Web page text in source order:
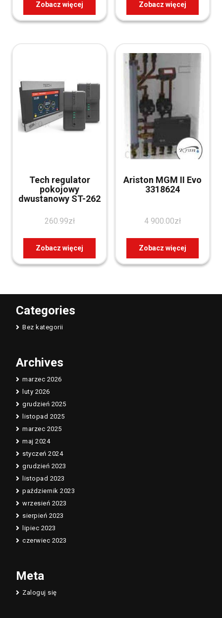
Zobacz więcej Zobacz więcej
Tech regulator
pokojowy
dwustanowy ST-262
260.99zł
Zobacz więcej
Ariston MGM II Evo
3318624
4 900.00zł
Zobacz więcej
Categories
Bez kategorii
Archives
marzec 2026
luty 2026
grudzień 2025
listopad 2025
marzec 2025
maj 2024
styczeń 2024
grudzień 2023
listopad 2023
październik 2023
wrzesień 2023
sierpień 2023
lipiec 2023
czerwiec 2023
Meta
Zaloguj się